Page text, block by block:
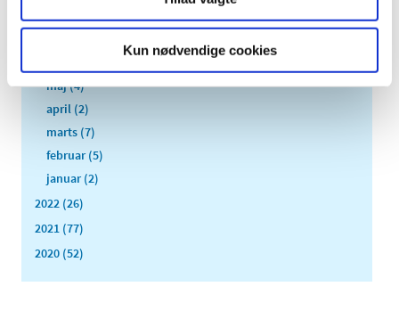
Kun nødvendige cookies
august (4)
maj (4)
april (2)
marts (7)
februar (5)
januar (2)
2022 (26)
2021 (77)
2020 (52)